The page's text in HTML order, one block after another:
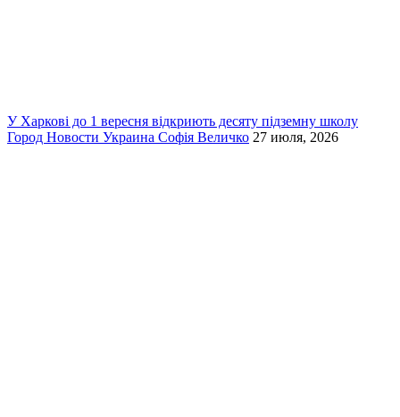
У Харкові до 1 вересня відкриють десяту підземну школу
Город Новости Украина Софія Величко 27 июля, 2026